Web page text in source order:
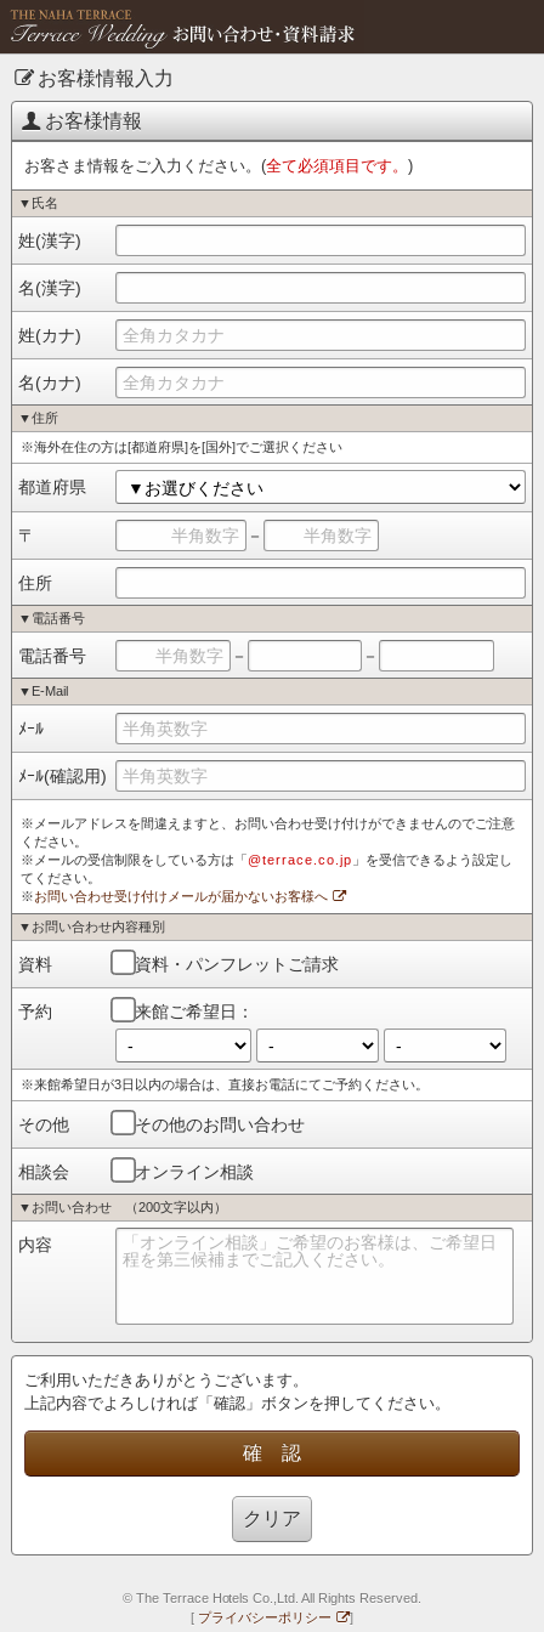
お客様情報入力
お客様情報
お客さま情報をご入力ください。(全て必須項目です。 )
▼氏名
姓(漢字)
名(漢字)
姓(カナ)
名(カナ)
▼住所
※海外在住の方は[都道府県]を[国外]でご選択ください
都道府県
〒 －
住所
▼電話番号
電話番号 － －
▼E-Mail
ﾒｰﾙ
ﾒｰﾙ(確認用)
※メールアドレスを間違えますと、お問い合わせ受け付けができませんのでご注意
ください。
※メールの受信制限をしている方は「@terrace.co.jp 」を受信できるよう設定し
てください。
※お問い合わせ受け付けメールが届かないお客様へ
▼お問い合わせ内容種別
資料 資料・パンフレットご請求
予約 来館ご希望日：
※来館希望日が3日以内の場合は、直接お電話にてご予約ください。
その他 その他のお問い合わせ
相談会 オンライン相談
▼お問い合わせ （200文字以内）
内容
ご利用いただきありがとうございます。
上記内容でよろしければ「確認」ボタンを押してください。
確 認
クリア
© The Terrace Hotels Co.,Ltd. All Rights Reserved.
[ プライバシーポリシー ]